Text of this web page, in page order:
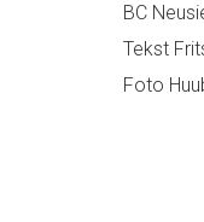
BC
Tekst
Foto